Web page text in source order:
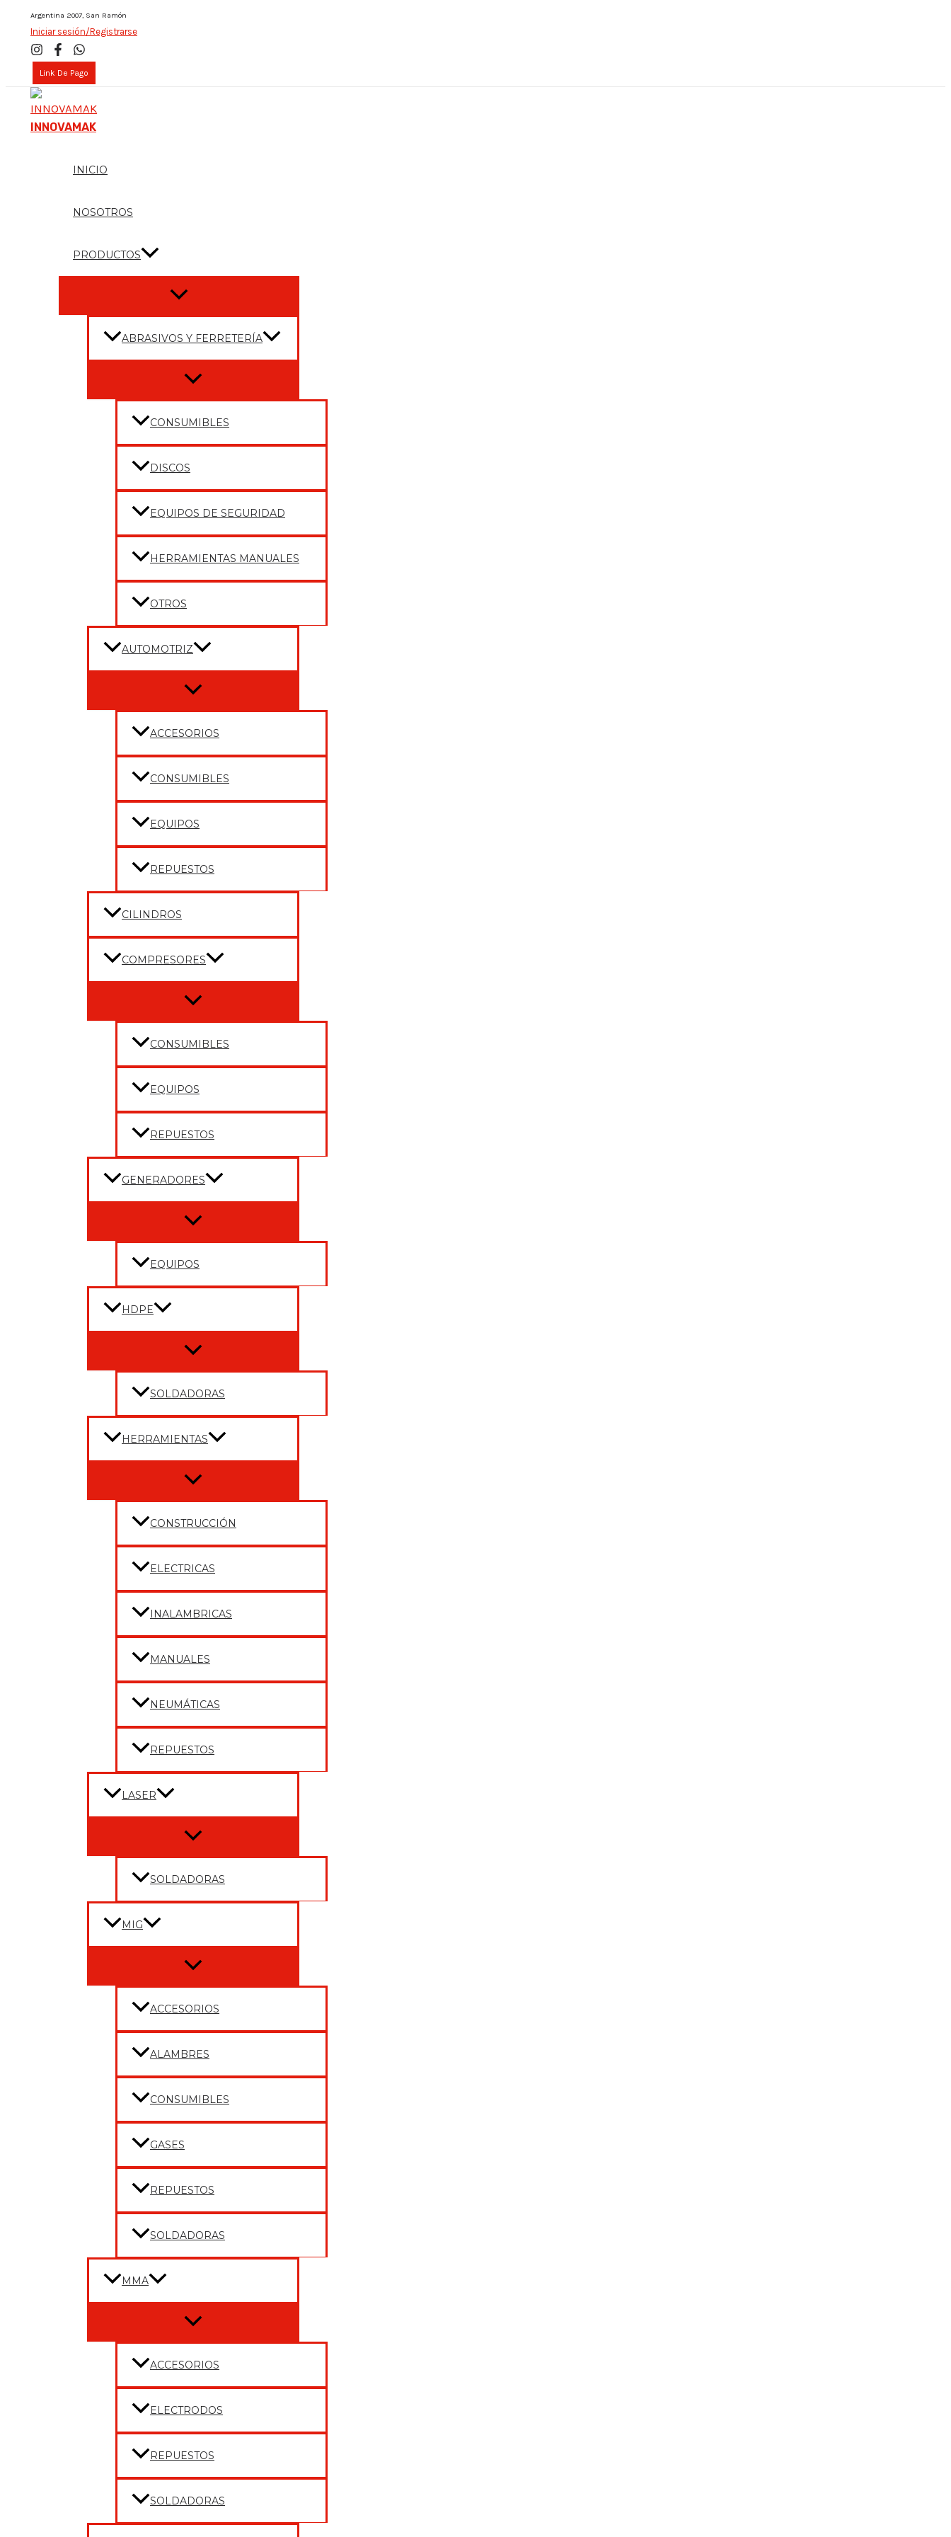
content
Argentina 2007, San Ramón
Iniciar sesión/Registrarse
Link De Pago
INNOVAMAK
INICIO
NOSOTROS
PRODUCTOS
Menu
ABRASIVOS Y FERRETERÍA
Menu
CONSUMIBLES
DISCOS
EQUIPOS DE SEGURIDAD
HERRAMIENTAS MANUALES
OTROS
AUTOMOTRIZ
Menu
ACCESORIOS
CONSUMIBLES
EQUIPOS
REPUESTOS
CILINDROS
COMPRESORES
Menu
CONSUMIBLES
EQUIPOS
REPUESTOS
GENERADORES
Menu
EQUIPOS
HDPE
Menu
SOLDADORAS
HERRAMIENTAS
Menu
CONSTRUCCIÓN
ELECTRICAS
INALAMBRICAS
MANUALES
NEUMÁTICAS
REPUESTOS
LASER
Menu
SOLDADORAS
MIG
Menu
ACCESORIOS
ALAMBRES
CONSUMIBLES
GASES
REPUESTOS
SOLDADORAS
MMA
Menu
ACCESORIOS
ELECTRODOS
REPUESTOS
SOLDADORAS